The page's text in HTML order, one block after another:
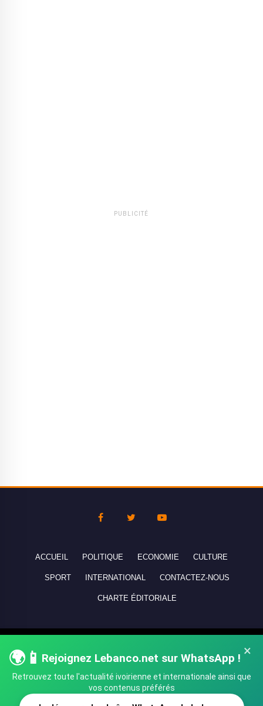
PUBLICITÉ
×
🌍📱 Rejoignez Lebanco.net sur WhatsApp !
Retrouvez toute l'actualité ivoirienne et internationale ainsi que
vos contenus préférés
ACCUEIL POLITIQUE ECONOMIE CULTURE
SPORT INTERNATIONAL CONTACTEZ-NOUS
CHARTE ÉDITORIALE
réservés - All rights reserved.